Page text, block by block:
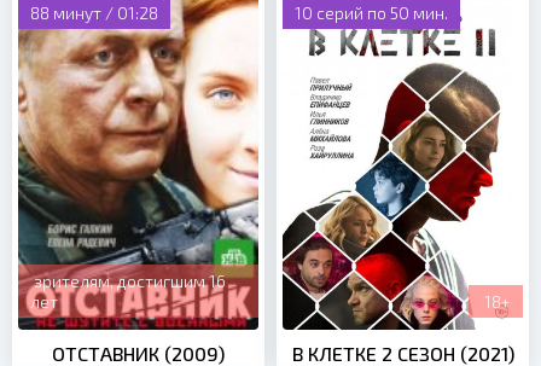
88 минут / 01:28
зрителям, достигшим 16
лет
ОТСТАВНИК (2009)
10 серий по 50 мин.
18+
В КЛЕТКЕ 2 СЕЗОН (2021)